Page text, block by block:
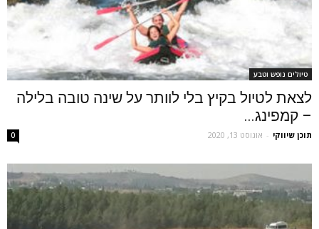
טיולים נופש וטבע
לצאת לטיול בקיץ בלי לוותר על שינה טובה בלילה
– קמפינג...
תוכן שיווקי - אוגוסט 13, 2020 0